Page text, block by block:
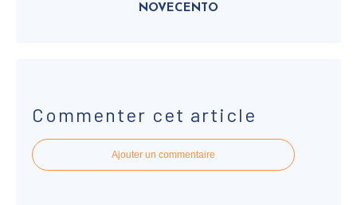
NOVECENTO
Commenter cet article
Ajouter un commentaire